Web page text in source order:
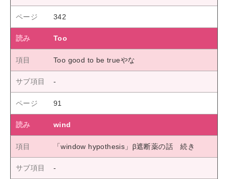
342
Too
Too good to be trueやな
91
wind
「window hypothesis」β遮断薬の話 続き